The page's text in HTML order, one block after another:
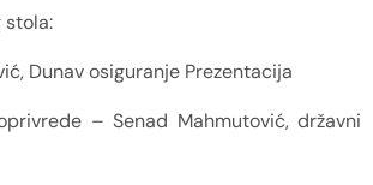
stola:
Dunav osiguranje Prezentacija
– Senad Mahmutović, državni